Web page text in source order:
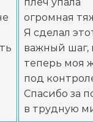
Записаться
Записаться
Записаться
огромная
Я сделал
важный шаг,
теперь моя
под
Спасибо за
в трудную